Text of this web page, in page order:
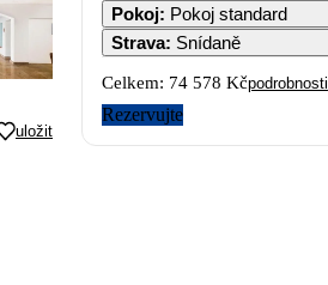
uložit
Pokoj: Pokoj standard
Strava: Snídaně
Celkem: 74 578 Kčpodrobnosti
Rezervujte